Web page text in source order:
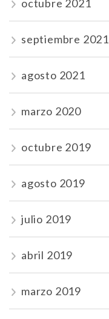
octubre 2021
septiembre 2021
agosto 2021
marzo 2020
octubre 2019
agosto 2019
julio 2019
abril 2019
marzo 2019